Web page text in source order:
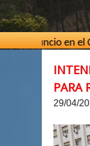
en el Cartero
PARA
29/04/